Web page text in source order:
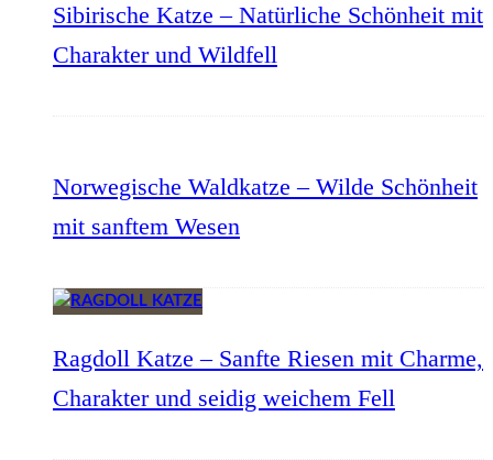
Sibirische Katze – Natürliche Schönheit mit
Charakter und Wildfell
Norwegische Waldkatze – Wilde Schönheit
mit sanftem Wesen
Ragdoll Katze – Sanfte Riesen mit Charme,
Charakter und seidig weichem Fell